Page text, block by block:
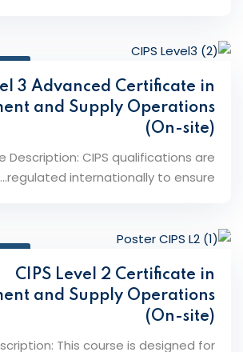
3 Advanced Certificate in
and Supply Operations
(On-site)
Description: CIPS qualifications are
regulated internationally to ensure...
CIPS Level 2 Certificate in
and Supply Operations
(On-site)
This course is designed for